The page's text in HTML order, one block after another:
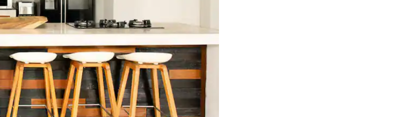
de pijltjestoetsen omhoog en omlaag, óf door te tikken of swipen.